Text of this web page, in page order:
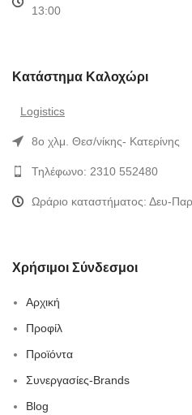
13:00
Κατάστημα Καλοχώρι
Logistics
8ο χλμ. Θεσ/νίκης- Κατερίνης
Τηλέφωνο: 2310 552480
Ωράριο καταστήματος: Δευ-
Χρήσιμοι Σύνδεσμοι
Αρχική
Προφίλ
Προϊόντα
Συνεργασίες-Brands
Blog